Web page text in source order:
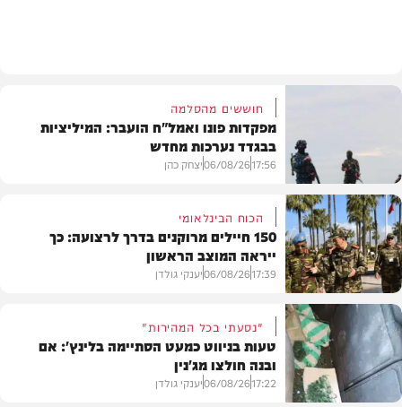
בעולם
חוששים מהסלמה
מפקדות פונו ואמל"ח הועבר: המיליציות
בבגדד נערכות מחדש
17:56
06/08/26יצחק כהן
צבא וביטחון
הכוח הבינלאומי
150 חיילים מרוקנים בדרך לרצועה: כך
ייראה המוצב הראשון
17:39
06/08/26יענקי גולדן
"נסעתי בכל המהירות"
טעות בניווט כמעט הסתיימה בלינץ': אם
ובנה חולצו מג'נין
17:22
06/08/26יענקי גולדן